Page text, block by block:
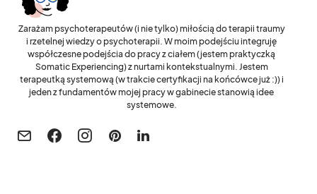
Zarażam psychoterapeutów (i nie tylko) miłością do terapii traumy
i rzetelnej wiedzy o psychoterapii. W moim podejściu integruję
współczesne podejścia do pracy z ciałem (jestem praktyczką
Somatic Experiencing) z nurtami kontekstualnymi. Jestem
terapeutką systemową (w trakcie certyfikacji na końcówce już :)) i
jeden z fundamentów mojej pracy w gabinecie stanowią idee
systemowe.